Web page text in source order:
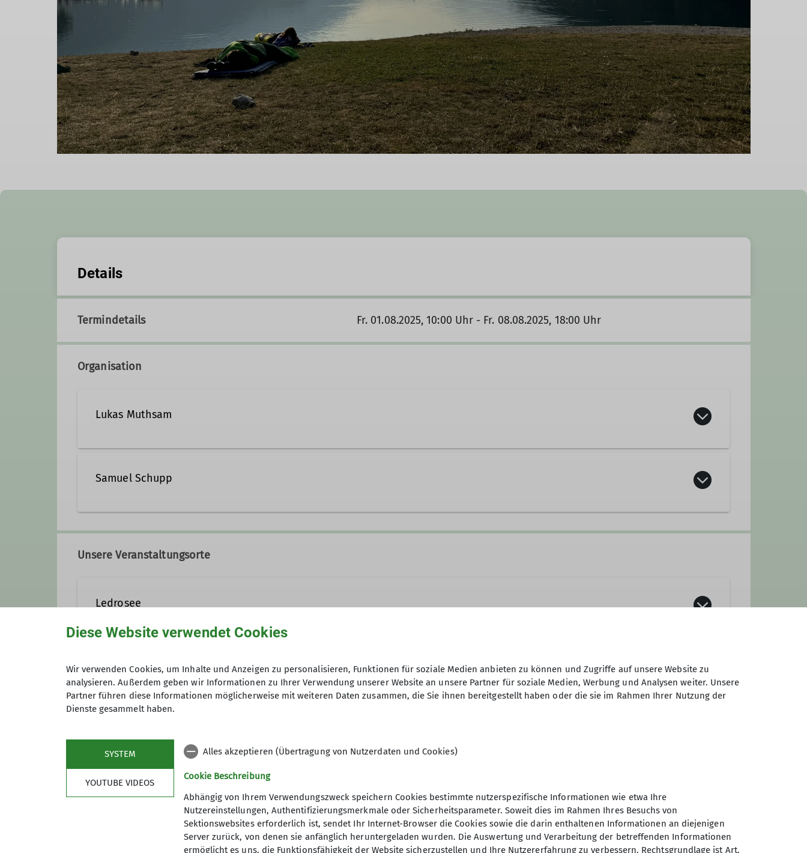
Details
Termindetails Fr. 01.08.2025, 10:00 Uhr - Fr. 08.08.2025, 18:00 Uhr
Organisation
Lukas Muthsam
Qualifikationen Ämter
Samuel Schupp
Jugendleiter*in
Unsere Veranstaltungsorte
Ledrosee
Gruppe
Diese Website verwendet Cookies
Wir verwenden Cookies, um Inhalte und Anzeigen zu personalisieren, Funktionen für soziale Medien anbieten zu können und Zugriffe auf unsere Website zu
analysieren. Außerdem geben wir Informationen zu Ihrer Verwendung unserer Website an unsere Partner für soziale Medien, Werbung und Analysen weiter. Unsere
Partner führen diese Informationen möglicherweise mit weiteren Daten zusammen, die Sie ihnen bereitgestellt haben oder die sie im Rahmen Ihrer Nutzung der
Dienste gesammelt haben.
SYSTEM
YOUTUBE VIDEOS
Alles akzeptieren (Übertragung von Nutzerdaten und Cookies)
Cookie Beschreibung
Abhängig von Ihrem Verwendungszweck speichern Cookies bestimmte nutzerspezifische Informationen wie etwa Ihre
Nutzereinstellungen, Authentifizierungsmerkmale oder Sicherheitsparameter. Soweit dies im Rahmen Ihres Besuchs von
Sektionswebsites erforderlich ist, sendet Ihr Internet-Browser die Cookies sowie die darin enthaltenen Informationen an diejenigen
Server zurück, von denen sie anfänglich heruntergeladen wurden. Die Auswertung und Verarbeitung der betreffenden Informationen
ermöglicht es uns, die Funktionsfähigkeit der Website sicherzustellen und Ihre Nutzererfahrung zu verbessern. Rechtsgrundlage ist Art.